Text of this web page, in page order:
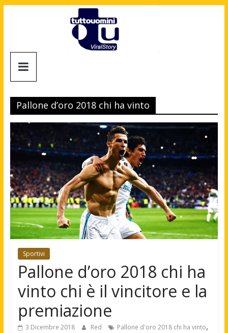
Tuttouomini
Tv,
Cinema,
Motori,
gay
news
la
moda
maschile
Pallone d’oro 2018 chi ha vinto
Sportivi
Pallone d’oro 2018 chi ha
vinto chi è il vincitore e la
premiazione
3 Dicembre 2018 Red Pallone d'oro 2018 chi ha vinto,